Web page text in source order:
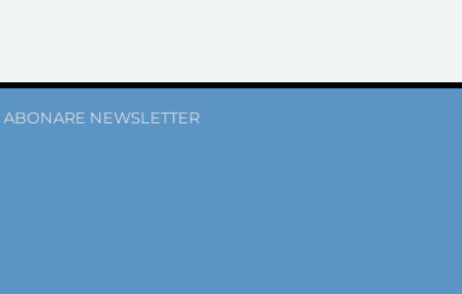
ABONARE NEWSLETTER